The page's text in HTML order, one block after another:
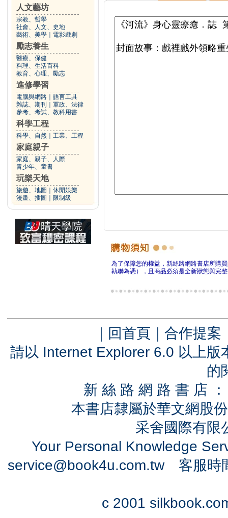
人文藝坊
宗教、哲學
社會、人文、史地
藝術、美學
電影戲劇
勵志養生
醫療、保健
料理、生活百科
教育、心理、勵志
進修學習
電腦與網路
語言工具
雜誌、期刊
軍政、法律
參考、考試、教科用書
科學工程
科學、自然 工業、工程
家庭親子
家庭、親子、人際
青少年、童書
玩樂天地
旅遊、地圖
休閒娛樂
漫畫、插圖
限制級
為了保障您的權益，新絲路網路書店所購
執聯為憑），且商品必須是全新狀態與完
｜ 回首頁 ｜ 合作提案
請以 Internet Explorer 6.0 以上
的
新 絲 路 網 路 書 店
本書店隸屬於華文網股
采舍國際有
Your Personal Knowledge
service@book4u.com.tw客服時
c 2001